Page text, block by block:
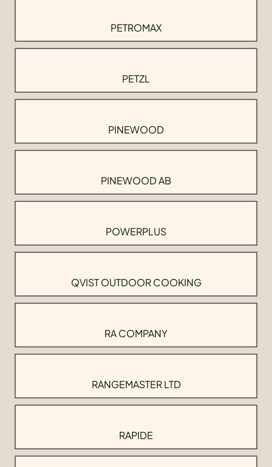
PETROMAX
PETZL
PINEWOOD
PINEWOOD AB
POWERPLUS
QVIST OUTDOOR COOKING
RA COMPANY
RANGEMASTER LTD
RAPIDE